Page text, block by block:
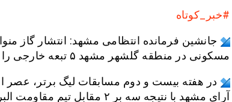
#خبر_کوتاه
جانشین فرمانده انتظامی مشهد: انتشار گاز
مسکونی در منطقه گلشهر مشهد ۵ تبعه خارجی را به کام مرگ کشاند.
در هفته بیست و دوم مسابقات لیگ برتر، عصر
آرای مشهد با نتیجه سه بر ۲ مقابل تیم مقاومت البرز به پیروزی رسید.